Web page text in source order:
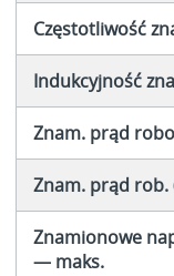
Częstotliwość
Indukcyjność
Znam. prąd
Znam. prąd
Znamionowe
— maks.